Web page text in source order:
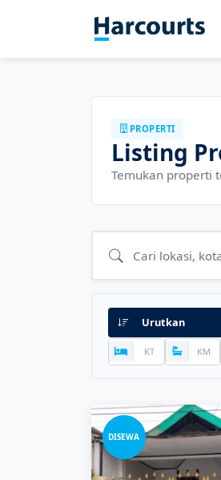
PROPERTI
Listing
Temukan properti
DISEWA